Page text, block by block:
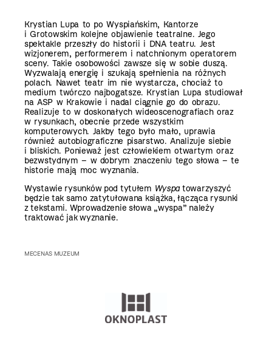
Krystian Lupa to po Wyspiańskim, Kantorze
i Grotowskim kolejne objawienie teatralne. Jego
spektakle przeszły do historii i DNA teatru. Jest
wizjonerem, performerem i natchnionym operatorem
sceny. Takie osobowości zawsze się w sobie duszą.
Wyzwalają energię i szukają spełnienia na różnych
polach. Nawet teatr im nie wystarcza, chociaż to
medium twórczo najbogatsze. Krystian Lupa studiował
na ASP w Krakowie i nadal ciągnie go do obrazu.
Realizuje to w doskonałych wideoscenografiach oraz
w rysunkach, obecnie przede wszystkim
komputerowych. Jakby tego było mało, uprawia
również autobiograficzne pisarstwo. Analizuje siebie
i bliskich. Ponieważ jest człowiekiem otwartym oraz
bezwstydnym – w dobrym znaczeniu tego słowa – te
historie mają moc wyznania.
Wystawie rysunków pod tytułem Wyspatowarzyszyć
będzie tak samo zatytułowana książka, łącząca rysunki
z tekstami. Wprowadzenie słowa „wyspa” należy
traktować jak wyznanie.
MECENAS MUZEUM